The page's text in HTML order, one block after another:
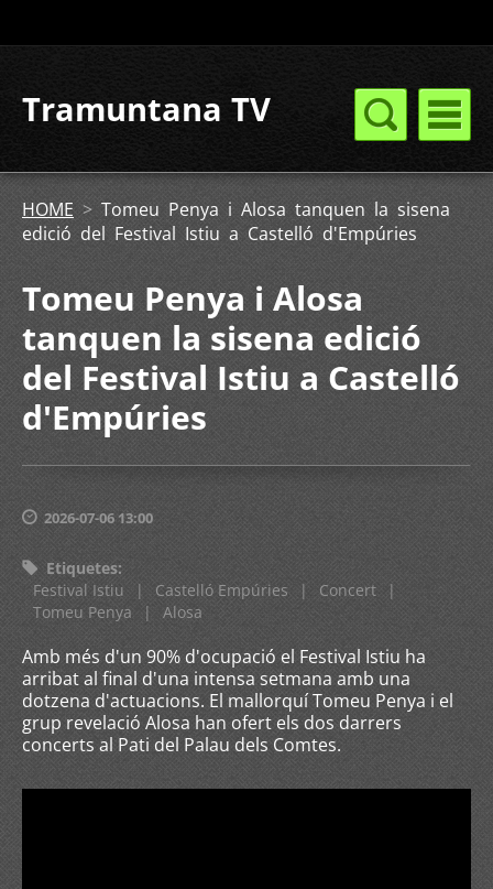
Tramuntana TV
HOME > Tomeu Penya i Alosa tanquen la sisena
edició del Festival Istiu a Castelló d'Empúries
Tomeu Penya i Alosa
tanquen la sisena edició
del Festival Istiu a Castelló
d'Empúries
2026-07-06 13:00
Etiquetes:
Festival Istiu
| Castelló Empúries | Concert
|
Tomeu Penya
| Alosa
Amb més d'un 90% d'ocupació el Festival Istiu ha
arribat al final d'una intensa setmana amb una
dotzena d'actuacions. El mallorquí Tomeu Penya i el
grup revelació Alosa han ofert els dos darrers
concerts al Pati del Palau dels Comtes.